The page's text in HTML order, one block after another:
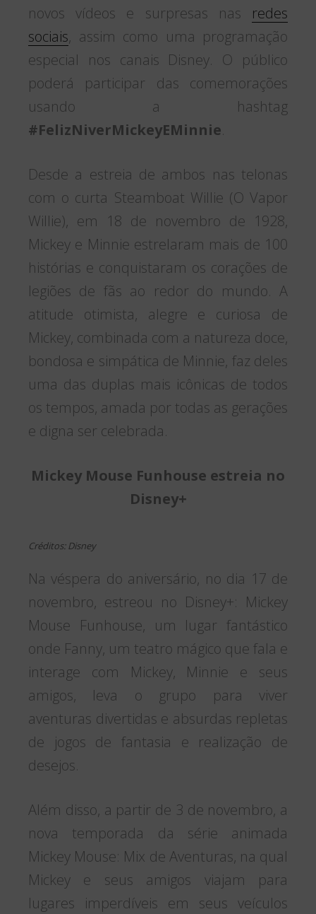
novos vídeos e surpresas nas redes
sociais, assim como uma programação
especial nos canais Disney. O público
poderá participar das comemorações
usando a hashtag
#FelizNiverMickeyEMinnie.
Desde a estreia de ambos nas telonas
com o curta Steamboat Willie (O Vapor
Willie), em 18 de novembro de 1928,
Mickey e Minnie estrelaram mais de 100
histórias e conquistaram os corações de
legiões de fãs ao redor do mundo. A
atitude otimista, alegre e curiosa de
Mickey, combinada com a natureza doce,
bondosa e simpática de Minnie, faz deles
uma das duplas mais icônicas de todos
os tempos, amada por todas as gerações
e digna ser celebrada.
Mickey Mouse Funhouse estreia no
Disney+
Créditos: Disney
Na véspera do aniversário, no dia 17 de
novembro, estreou no Disney+: Mickey
Mouse Funhouse, um lugar fantástico
onde Fanny, um teatro mágico que fala e
interage com Mickey, Minnie e seus
amigos, leva o grupo para viver
aventuras divertidas e absurdas repletas
de jogos de fantasia e realização de
desejos.
Além disso, a partir de 3 de novembro, a
nova temporada da série animada
Mickey Mouse: Mix de Aventuras, na qual
Mickey e seus amigos viajam para
lugares imperdíveis em seus veículos